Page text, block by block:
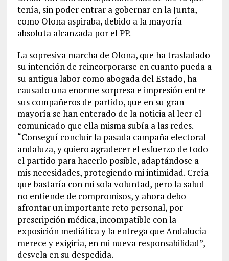
tenía, sin poder entrar a gobernar en la Junta,
como Olona aspiraba, debido a la mayoría
absoluta alcanzada por el PP.
La sopresiva marcha de Olona, que ha trasladado
su intención de reincorporarse en cuanto pueda a
su antigua labor como abogada del Estado, ha
causado una enorme sorpresa e impresión entre
sus compañeros de partido, que en su gran
mayoría se han enterado de la noticia al leer el
comunicado que ella misma subía a las redes.
“Conseguí concluir la pasada campaña electoral
andaluza, y quiero agradecer el esfuerzo de todo
el partido para hacerlo posible, adaptándose a
mis necesidades, protegiendo mi intimidad. Creía
que bastaría con mi sola voluntad, pero la salud
no entiende de compromisos, y ahora debo
afrontar un importante reto personal, por
prescripción médica, incompatible con la
exposición mediática y la entrega que Andalucía
merece y exigiría, en mi nueva responsabilidad”,
desvela en su despedida.